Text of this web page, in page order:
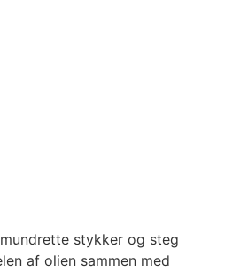
stykker og steg
af olien sammen med